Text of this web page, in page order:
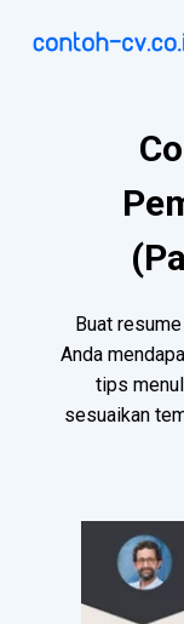
Buat
Anda
tips
sesuaikan